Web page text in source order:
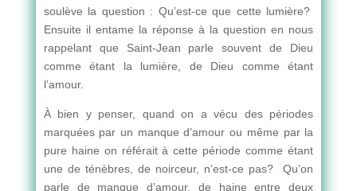
soulève la question : Qu’est-ce que cette lumière?
Ensuite il entame la réponse à la question en nous
rappelant que Saint-Jean parle souvent de Dieu
comme étant la lumière, de Dieu comme étant
l’amour.
À bien y penser, quand on a vécu des périodes
marquées par un manque d’amour ou même par la
pure haine on référait à cette période comme étant
une de ténèbres, de noirceur, n’est-ce pas? Qu’on
parle de manque d’amour, de haine entre deux